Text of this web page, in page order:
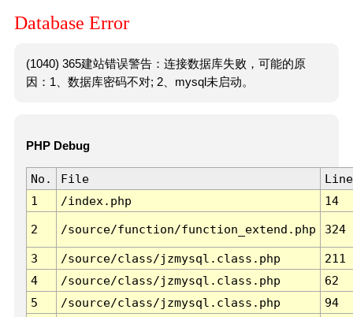
Database Error
(1040) 365建站错误警告：连接数据库失败，可能的原
因：1、数据库密码不对; 2、mysql未启动。
PHP Debug
No. File
Line
1
/index.php 14
2 /source/function/function_extend.php 324
3 /source/class/jzmysql.class.php
211
4
/source/class/jzmysql.class.php
62
5
/source/class/jzmysql.class.php
94